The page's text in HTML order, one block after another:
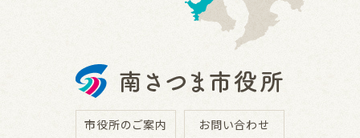
市役所のご案内 お問い合わせ